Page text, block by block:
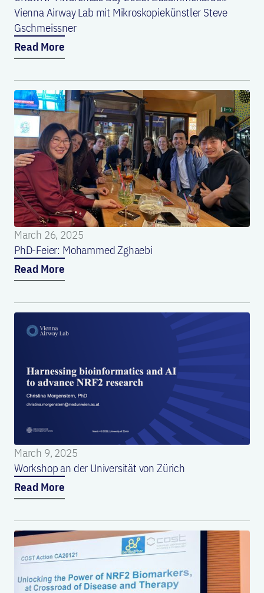
Vienna Airway Lab mit Mikroskopiekünstler Steve
Gschmeissner
Read More
March 26, 2025
PhD-Feier: Mohammed Zghaebi
Read More
March 9, 2025
Workshop an der Universität von Zürich
Read More